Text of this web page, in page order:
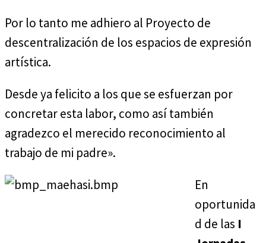
Por lo tanto me adhiero al Proyecto de
descentralización de los espacios de expresión
artística.
Desde ya felicito a los que se esfuerzan por
concretar esta labor, como así también
agradezco el merecido reconocimiento al
trabajo de mi padre».
En
oportunida
d de las I